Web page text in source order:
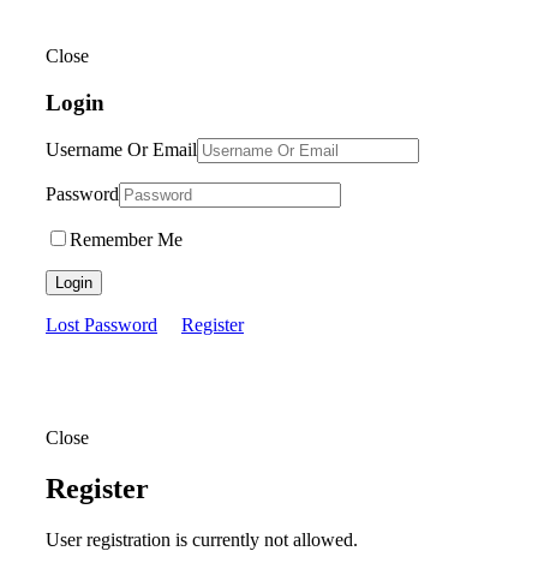
Close
Login
Username Or Email
Password
Remember Me
Login
Lost Password Register
Close
Register
User registration is currently not allowed.